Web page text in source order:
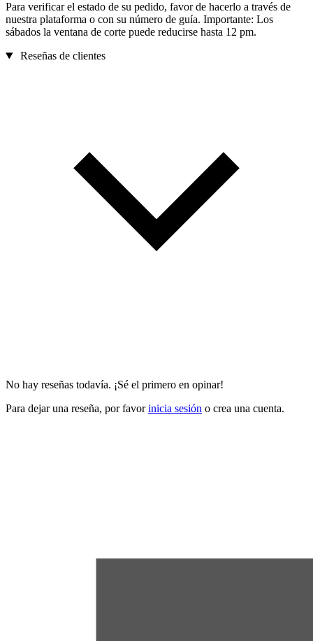
Para verificar el estado de su pedido, favor de hacerlo a través de
nuestra plataforma o con su número de guía. Importante: Los
sábados la ventana de corte puede reducirse hasta 12 pm.
Reseñas de clientes
No hay reseñas todavía. ¡Sé el primero en opinar!
Para dejar una reseña, por favorinicia sesión o crea una cuenta.